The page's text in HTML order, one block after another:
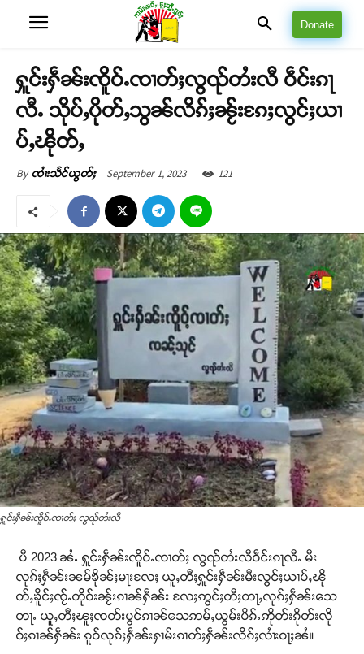
Donate
ႁူင်းႁဵၼ်းၸိူဝ်ႉၸၢတ်ႈလွၺ်တႆးလီ ဝဵင်းၵႃ
လီႉ သိုပ်ႇပိုတ်ႇသွၼ်လိၵ်ႈၼႂ်းၵႄႈလွင်ႈယၢ
ပ်ႇၽိုတ်ႇ
By ၸၢႆးသႅင်ယွတ်ႈ September 1, 2023 121
ႁူင်းႁဵၼ်းၸိူဝ်ႉၸၢတ်ႈ လွၺ်တႆးလီ
ပီ 2023 ၼႆႉ ႁူင်းႁဵၼ်းၸိူဝ်ႉၸၢတ်ႈ လွၺ်တႆးလီဝဵင်းၵႃလီႉ မီး
လုၵ်ႈႁဵၼ်းၼမ်ၶိုၼ်ႈမႃးလႄႈ ယူႇတီႈႁူင်းႁဵၼ်းမီးလွင်ႈယၢပ်ႇၽို
တ်ႇၶိူင်ႈၸႂ်ႉတိုဝ်းၼႂ်းၵၢၼ်ႁဵၼ်း လႄႈဢွင်ႈတီႈတႃႇလုၵ်ႈႁဵၼ်းသေ
တႃႉ ယူႇတီႈၽူႈၸတ်းပွင်ၵၢၼ်သေဢမ်ႇယွမ်းပိၵ်ႉဢိုတ်းၵိုတ်းလို
ဝ်ႈၵၢၼ်ႁဵၼ်း ၵူဝ်လုၵ်ႈႁဵၼ်းႁၢမ်းၵၢတ်ႈႁဵၼ်းလိၵ်ႈလၢႆးဝႃႈၼႆ။